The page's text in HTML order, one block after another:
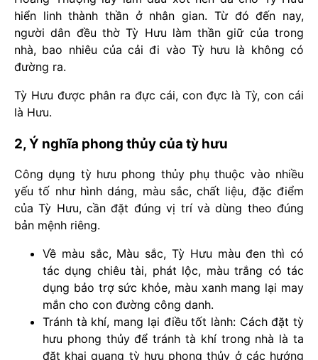
hiển linh thành thần ở nhân gian. Từ đó đến nay,
người dân đều thờ Tỳ Hưu làm thần giữ của trong
nhà, bao nhiêu của cải đi vào Tỳ hưu là không có
đường ra.
Tỳ Hưu được phân ra đực cái, con đực là Tỳ, con cái
là Hưu.
2, Ý nghĩa phong thủy của tỳ hưu
Công dụng tỳ hưu phong thủy phụ thuộc vào nhiều
yếu tố như hình dáng, màu sắc, chất liệu, đặc điểm
của Tỳ Hưu, cần đặt đúng vị trí và dùng theo đúng
bản mệnh riêng.
Về màu sắc, Màu sắc, Tỳ Hưu màu đen thì có
tác dụng chiêu tài, phát lộc, màu trắng có tác
dụng bảo trợ sức khỏe, màu xanh mang lại may
mắn cho con đường công danh.
Tránh tà khí, mang lại điều tốt lành: Cách đặt tỳ
hưu phong thủy để tránh tà khí trong nhà là ta
đặt khai quang tỳ hưu phong thủy ở các hướng